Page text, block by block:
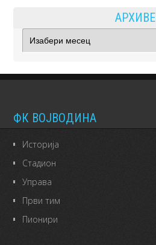
АРХИВЕ
ФК ВОЈВОДИНА
Историја
Стадион
Управа
Први тим
Пионири